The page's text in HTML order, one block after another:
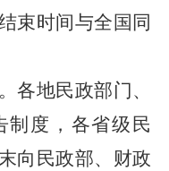
束时间与全国同
各地民政部门、
制度，各省级民
向民政部、财政